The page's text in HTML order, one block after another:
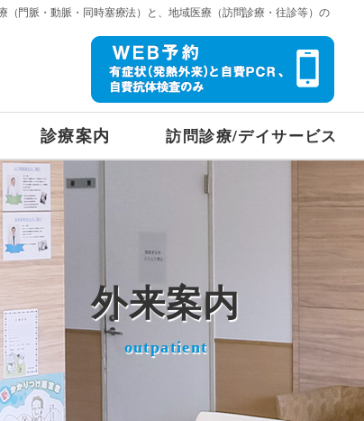
門脈・動脈・同時塞療法）と、地域医療（訪問診療・往診等）の
診療案内 訪問診療/デイサービス
外来案内
outpatient